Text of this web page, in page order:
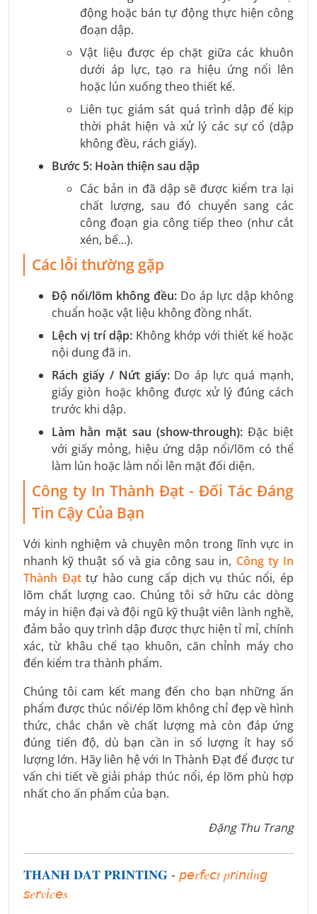
động hoặc bán tự động thực hiện công
đoạn dập.
Vật liệu được ép chặt giữa các khuôn
dưới áp lực, tạo ra hiệu ứng nổi lên
hoặc lún xuống theo thiết kế.
Liên tục giám sát quá trình dập để kịp
thời phát hiện và xử lý các sự cố (dập
không đều, rách giấy).
Bước 5: Hoàn thiện sau dập
Các bản in đã dập sẽ được kiểm tra lại
chất lượng, sau đó chuyển sang các
công đoạn gia công tiếp theo (như cắt
xén, bế...).
Các lỗi thường gặp
Độ nổi/lõm không đều: Do áp lực dập không
chuẩn hoặc vật liệu không đồng nhất.
Lệch vị trí dập: Không khớp với thiết kế hoặc
nội dung đã in.
Rách giấy / Nứt giấy:Do áp lực quá mạnh,
giấy giòn hoặc không được xử lý đúng cách
trước khi dập.
Làm hằn mặt sau (show-through):Đặc biệt
với giấy mỏng, hiệu ứng dập nổi/lõm có thể
làm lún hoặc làm nổi lên mặt đối diện.
Công ty In Thành Đạt - Đối Tác Đáng
Tin Cậy Của Bạn
Với kinh nghiệm và chuyên môn trong lĩnh vực in
nhanh kỹ thuật số và gia công sau in, Công ty In
Thành Đạt tự hào cung cấp dịch vụ thúc nổi, ép
lõm chất lượng cao. Chúng tôi sở hữu các dòng
máy in hiện đại và đội ngũ kỹ thuật viên lành nghề,
đảm bảo quy trình dập được thực hiện tỉ mỉ, chính
xác, từ khâu chế tạo khuôn, căn chỉnh máy cho
đến kiểm tra thành phẩm.
Chúng tôi cam kết mang đến cho bạn những ấn
phẩm được thúc nổi/ép lõm không chỉ đẹp về hình
thức, chắc chắn về chất lượng mà còn đáp ứng
đúng tiến độ, dù bạn cần in số lượng ít hay số
lượng lớn. Hãy liên hệ với In Thành Đạt để được tư
vấn chi tiết về giải pháp thúc nổi, ép lõm phù hợp
nhất cho ấn phẩm của bạn.
Đặng Thu Trang
𝐓𝐇𝐀𝐍𝐇 𝐃𝐀𝐓 𝐏𝐑𝐈𝐍𝐓𝐈𝐍𝐆 - 𝘱𝘦𝑟𝘧𝑒𝘤𝑡 𝑝𝘳𝑖𝘯𝑡𝘪𝑛𝘨
𝘴𝑒𝘳𝑣𝘪𝑐𝘦𝑠